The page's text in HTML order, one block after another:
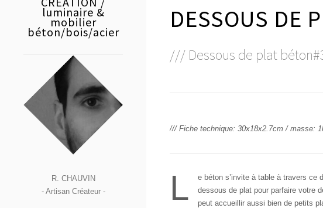
luminaire &
mobilier
béton/bois/acier
R. CHAUVIN
- Artisan Créateur -
DESSOUS DE
/// Dessous de plat
/// Fiche technique: 30x18x2.7cm / masse:
L
e béton s’invite à table à travers ce
dessous de plat pour parfaire votre
peut accueillir aussi bien de petits